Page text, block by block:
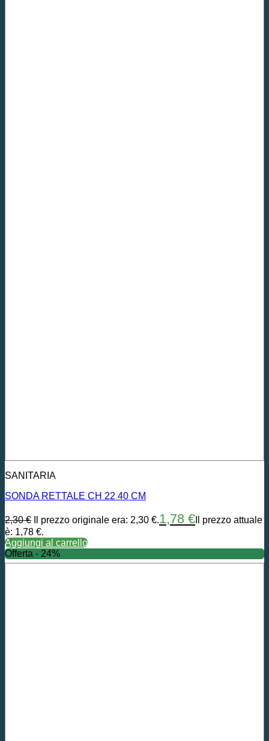
SANITARIA
SONDA RETTALE CH 22 40 CM
2,30€ Il prezzo originale era: 2,30 €.1,78 € Il prezzo attuale
è: 1,78 €.
Aggiungi al carrello
Offerta - 24%